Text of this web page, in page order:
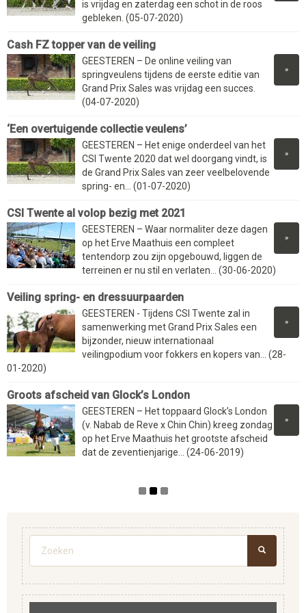
is vrijdag en zaterdag een schot in de roos
gebleken. (05-07-2020)
Cash FZ topper van de veiling
»
GEESTEREN – De online veiling van
springveulens tijdens de eerste editie van
Grand Prix Sales was vrijdag een succes.
(04-07-2020)
‘Een overtuigende collectie veulens’
»
GEESTEREN – Het enige onderdeel van het
CSI Twente 2020 dat wel doorgang vindt, is
de Grand Prix Sales van zeer veelbelovende
spring- en... (01-07-2020)
CSI Twente al volop bezig met 2021
»
GEESTEREN – Waar normaliter deze dagen
op het Erve Maathuis een compleet
tentendorp zou zijn opgebouwd, liggen de
terreinen er nu stil en verlaten... (30-06-2020)
Veiling spring- en dressuurpaarden
»
GEESTEREN - Tijdens CSI Twente zal in
samenwerking met Grand Prix Sales een
bijzonder, nieuw internationaal
veilingpodium voor fokkers en kopers van... (28-
01-2020)
Groots afscheid van Glock’s London
»
GEESTEREN – Het toppaard Glock’s London
(v. Nabab de Reve x Chin Chin) kreeg zondag
op het Erve Maathuis het grootste afscheid
dat de zeventienjarige... (24-06-2019)
Zoekveld